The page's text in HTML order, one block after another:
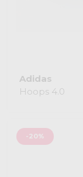
Adidas
Hoops 4.0
-20%